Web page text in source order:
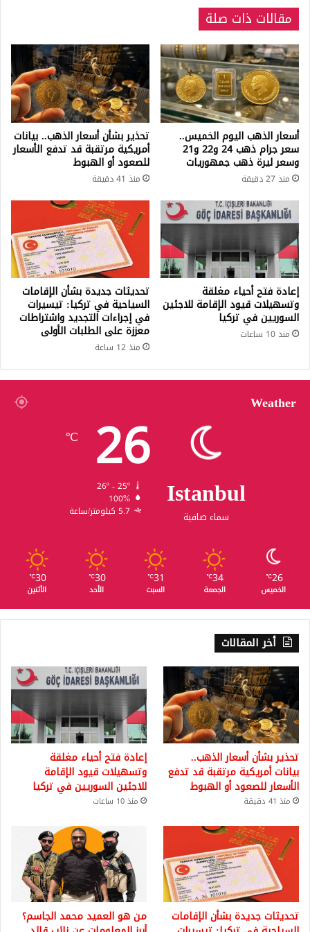
مقالات ذات صلة
أسعار الذهب اليوم الخميس..
سعر جرام ذهب 24 و22 و21
وسعر ليرة ذهب جمهوريات
منذ 27 دقيقة
تحذير بشأن أسعار الذهب.. بيانات
أمريكية مرتقبة قد تدفع الأسعار
للصعود أو الهبوط
منذ 41 دقيقة
إعادة فتح أحياء مغلقة
وتسهيلات قيود الإقامة للاجئين
السوريين في تركيا
منذ 10 ساعات
تحديثات جديدة بشأن الإقامات
السياحية في تركيا: تيسيرات
في إجراءات التجديد واشتراطات
معززة على الطلبات الأولى
منذ 12 ساعة
Weather
Istanbul
سماء صافية
26
℃
26º - 25º
100%
5.7 كيلومتر/ساعة
26
℃
الخميس
34
℃
الجمعة
31
℃
السبت
30
℃
الأحد
30
℃
الأثنين
أخر المقالات
تحذير بشأن أسعار الذهب..
بيانات أمريكية مرتقبة قد تدفع
الأسعار للصعود أو الهبوط
منذ 41 دقيقة
إعادة فتح أحياء مغلقة
وتسهيلات قيود الإقامة
للاجئين السوريين في تركيا
منذ 10 ساعات
تحديثات جديدة بشأن الإقامات من هو العميد محمد الجاسم؟